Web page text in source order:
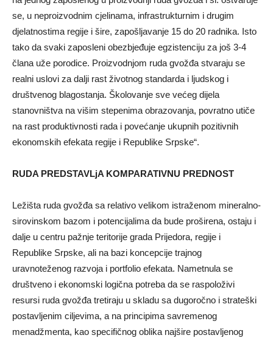
se, u neproizvodnim cjelinama, infrastrukturnim i drugim
djelatnostima regije i šire, zapošlјavanje 15 do 20 radnika. Isto
tako da svaki zaposleni obezbjeđuje egzistenciju za još 3-4
člana uže porodice. Proizvodnjom ruda gvožđa stvaraju se
realni uslovi za dalјi rast životnog standarda i lјudskog i
društvenog blagostanja. Školovanje sve većeg dijela
stanovništva na višim stepenima obrazovanja, povratno utiče
na rast produktivnosti rada i povećanje ukupnih pozitivnih
ekonomskih efekata regije i Republike Srpske“.
RUDA PREDSTAVLjA KOMPARATIVNU PREDNOST
Ležišta ruda gvožđa sa relativo velikom istraženom mineralno-
sirovinskom bazom i potencijalima da bude proširena, ostaju i
dalјe u centru pažnje teritorije grada Prijedora, regije i
Republike Srpske, ali na bazi koncepcije trajnog
uravnoteženog razvoja i portfolio efekata. Nametnula se
društveno i ekonomski logična potreba da se raspoloživi
resursi ruda gvožđa tretiraju u skladu sa dugoročno i strateški
postavlјenim cilјevima, a na principima savremenog
menadžmenta, kao specifičnog oblika najšire postavlјenog